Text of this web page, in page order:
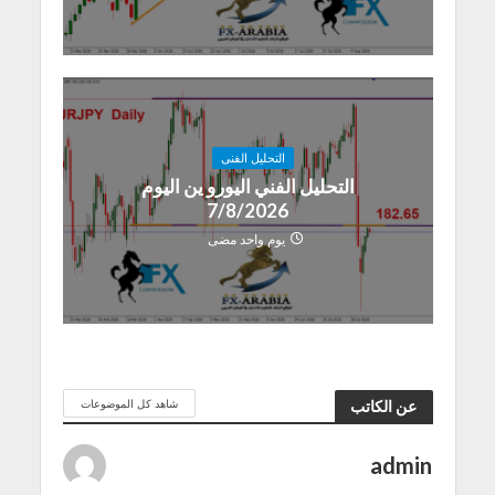
التحليل الفنى
التحليل الفني اليورو ين اليوم
7/8/2026
يوم واحد مضى
عن الكاتب شاهد كل الموضوعات
admin